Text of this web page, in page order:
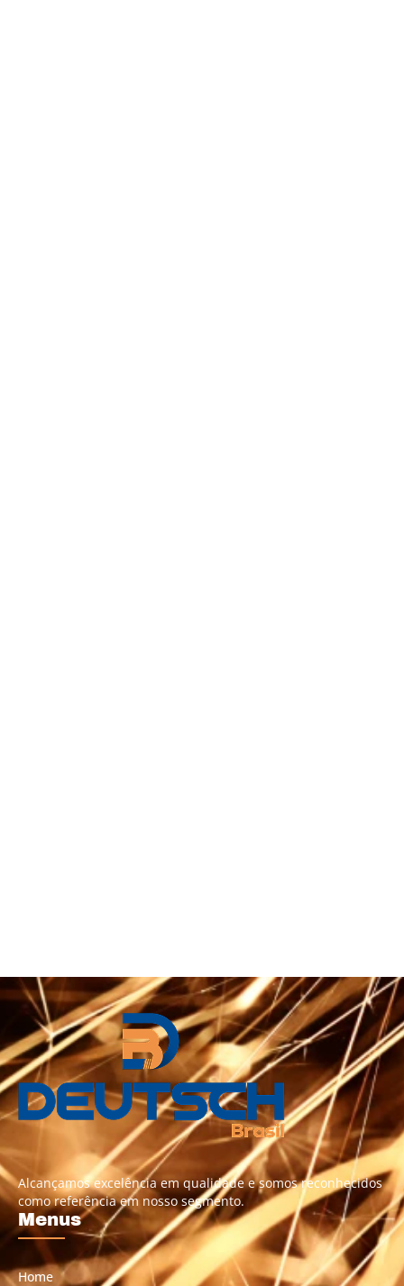
Alcançamos excelência em qualidade e somos reconhecidos
como referência em nosso segmento.
Menus
Home